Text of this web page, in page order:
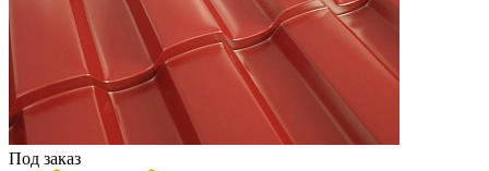
Под заказ